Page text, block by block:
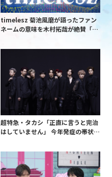
timelesz 菊池風磨が語ったファン
ネームの意味を木村拓哉が絶賛「考
超特急・タカシ「正直に言うと完治
はしていません」 今年発症の帯状疱
白 後遺症も語る